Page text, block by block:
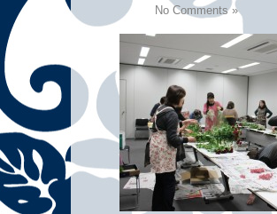
No Comments »